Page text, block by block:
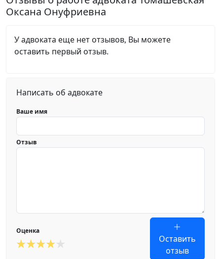
Оксана Онуфриевна
У адвоката еще нет отзывов, Вы можете
оставить первый отзыв.
Написать об адвокате
Ваше имя
Отзыв
Оценка
Оставить
отзыв